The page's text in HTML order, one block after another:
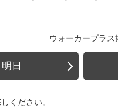
ウォーカープラ
明日
ください。